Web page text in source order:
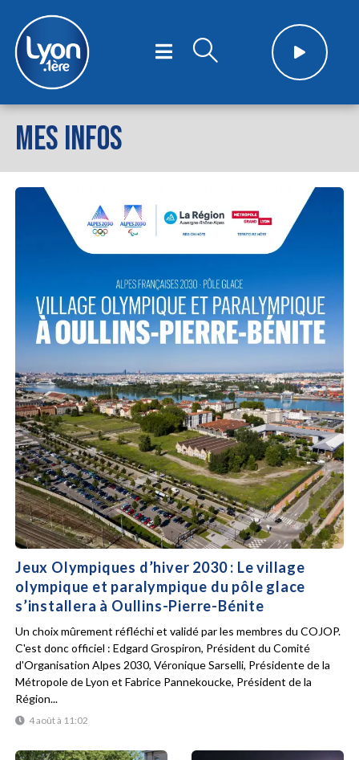
MES INFOS
Jeux Olympiques d’hiver 2030 : Le village
olympique et paralympique du pôle glace
s’installera à Oullins-Pierre-Bénite
4 août à 11:02
Un choix mûrement réfléchi et validé par les membres du COJOP.
C'est donc officiel : Edgard Grospiron, Président du Comité
d'Organisation Alpes 2030, Véronique Sarselli, Présidente de la
Métropole de Lyon et Fabrice Pannekoucke, Président de la
Région...